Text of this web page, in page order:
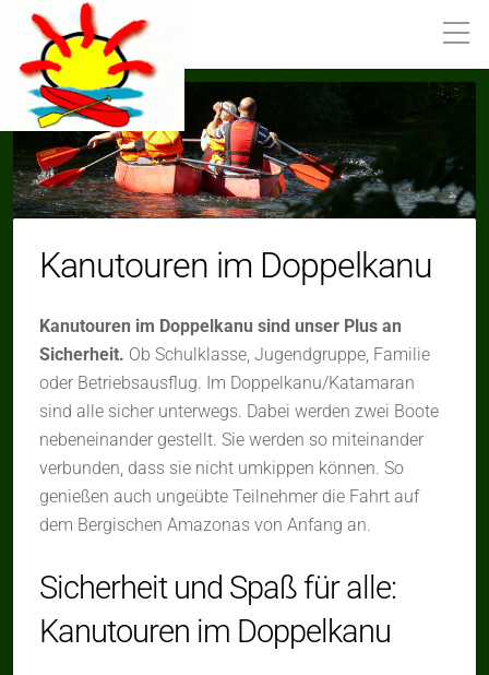
Kanutouren im Doppelkanu
Kanutouren im Doppelkanu sind unser Plus an
Sicherheit. Ob Schulklasse, Jugendgruppe, Familie
oder Betriebsausflug. Im Doppelkanu/Katamaran
sind alle sicher unterwegs. Dabei werden zwei Boote
nebeneinander gestellt. Sie werden so miteinander
verbunden, dass sie nicht umkippen können. So
genießen auch ungeübte Teilnehmer die Fahrt auf
dem Bergischen Amazonas von Anfang an.
Sicherheit und Spaß für alle:
Kanutouren im Doppelkanu